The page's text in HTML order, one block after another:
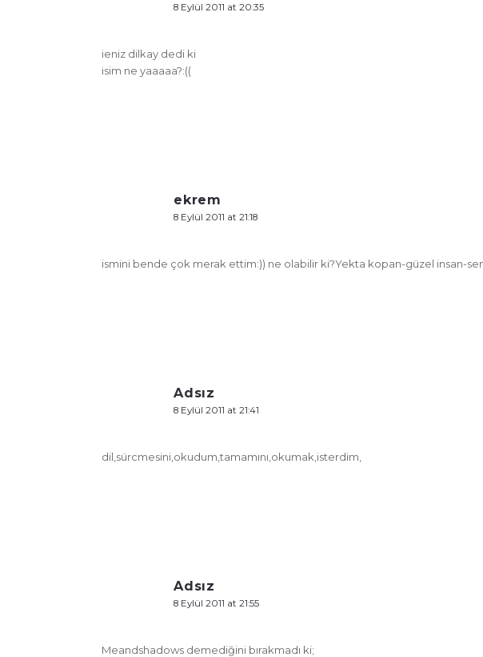
8 Eylül 2011 at 20:35
ieniz dilkay dedi ki
isim ne yaaaaa?:((
ekrem
8 Eylül 2011 at 21:18
ismini bende çok merak ettim:)) ne olabilir ki?Yekta kopan-güzel insan-
Adsız
8 Eylül 2011 at 21:41
dil,sürcmesini,okudum,tamamını,okumak,isterdim,
Adsız
8 Eylül 2011 at 21:55
Meandshadows demediğini bırakmadı ki;